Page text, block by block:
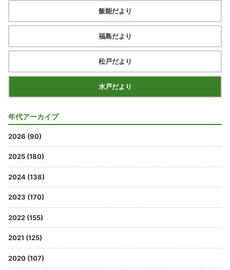
飯能だより
福島だより
松戸だより
水戸だより
年代アーカイブ
2026 (90)
2025 (180)
2024 (138)
2023 (170)
2022 (155)
2021 (125)
2020 (107)